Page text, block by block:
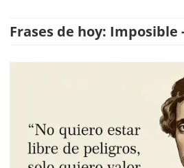
Frases de hoy: Imposible